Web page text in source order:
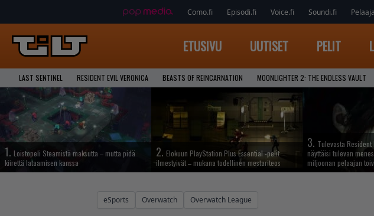
Como.fi Episodi.fi Voice.fi Soundi.fi
ETUSIVU UUTISET PELIT
LAST SENTINEL RESIDENT EVIL VERONICA BEASTS OF REINCARNATION MOONLIGHTER 2: THE ENDLESS VAULT
1. Loistopeli Steamistä maksutta – mutta pidä
kiirettä lataamisen kanssa
2. Elokuun PlayStation Plus Essential -pelit
ilmestyivät – mukana todellinen mestariteos
3. Tulevasta
näyttäisi tulevan
miljoonan pelaajan
eSports Overwatch Overwatch League